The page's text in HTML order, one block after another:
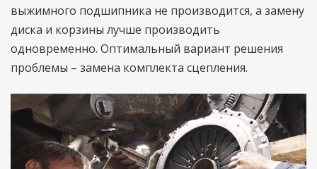
выжимного подшипника не производится, а замену
диска и корзины лучше производить
одновременно. Оптимальный вариант решения
проблемы – замена комплекта сцепления.